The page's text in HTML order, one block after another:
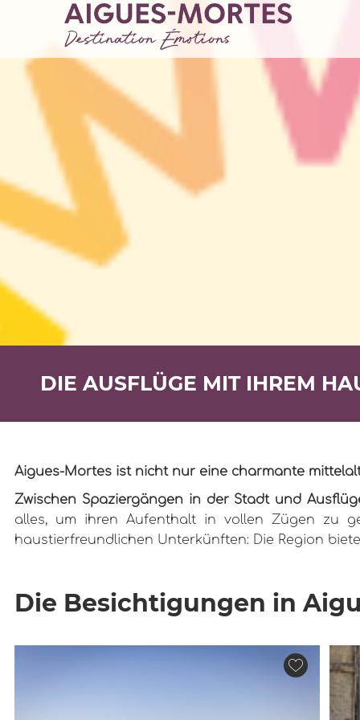
DIE AUSFLÜGE MIT IHREM
Aigues-Mortes ist nicht nur eine charmante
Zwischen Spaziergängen in der Stadt und
alles, um ihren Aufenthalt in vollen Zügen zu
haustierfreundlichen Unterkünften: Die Region
Die Besichtigungen in